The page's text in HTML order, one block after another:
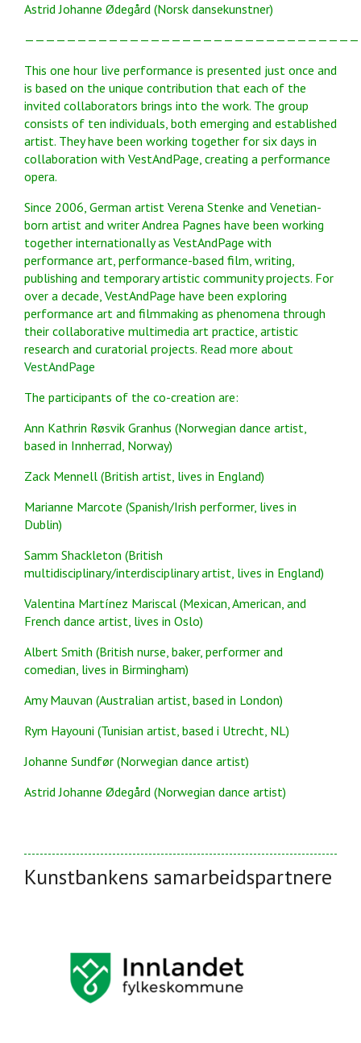
Astrid Johanne Ødegård (Norsk dansekunstner)
This one hour live performance is presented just once and
is based on the unique contribution that each of the
invited collaborators brings into the work. The group
consists of ten individuals, both emerging and established
artist. They have been working together for six days in
collaboration with VestAndPage, creating a performance
opera.
Since 2006, German artist Verena Stenke and Venetian-
born artist and writer Andrea Pagnes have been working
together internationally as VestAndPage with
performance art, performance-based film, writing,
publishing and temporary artistic community projects. For
over a decade, VestAndPage have been exploring
performance art and filmmaking as phenomena through
their collaborative multimedia art practice, artistic
research and curatorial projects. Read more about
VestAndPage
The participants of the co-creation are:
Ann Kathrin Røsvik Granhus (Norwegian dance artist,
based in Innherrad, Norway)
Zack Mennell (British artist, lives in England)
Marianne Marcote (Spanish/Irish performer, lives in
Dublin)
Samm Shackleton (British
multidisciplinary/interdisciplinary artist, lives in England)
Valentina Martínez Mariscal (Mexican, American, and
French dance artist, lives in Oslo)
Albert Smith (British nurse, baker, performer and
comedian, lives in Birmingham)
Amy Mauvan (Australian artist, based in London)
Rym Hayouni (Tunisian artist, based i Utrecht, NL)
Johanne Sundfør (Norwegian dance artist)
Astrid Johanne Ødegård (Norwegian dance artist)
Kunstbankens samarbeidspartnere